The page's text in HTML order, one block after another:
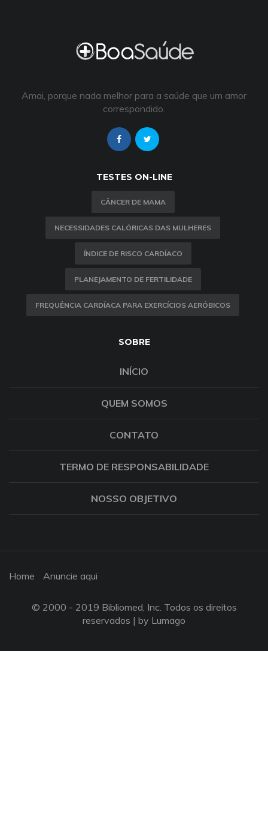
Amai, porque nada melhor para a saúde que um amor
correspondido.
TESTES ON-LINE
CÂNCER DE MAMA
NECESSIDADES CALÓRICAS DAS MULHERES
ÍNDICE DE RISCO CARDÍACO
PLANEJAMENTO DE FERTILIDADE
FREQUÊNCIA CARDÍACA PARA EXERCÍCIOS AERÓBICOS
SOBRE
INÍCIO
QUEM SOMOS
CONTATO
TERMO DE RESPONSABILIDADE
NOSSO OBJETIVO
Home Anuncie aqui
© 2000 - 2019 Bibliomed, Inc. Todos os direitos
reservados | by Lumago